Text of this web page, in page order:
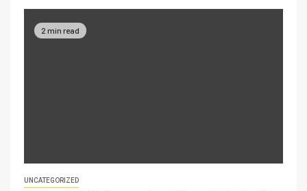
2 min read
UNCATEGORIZED